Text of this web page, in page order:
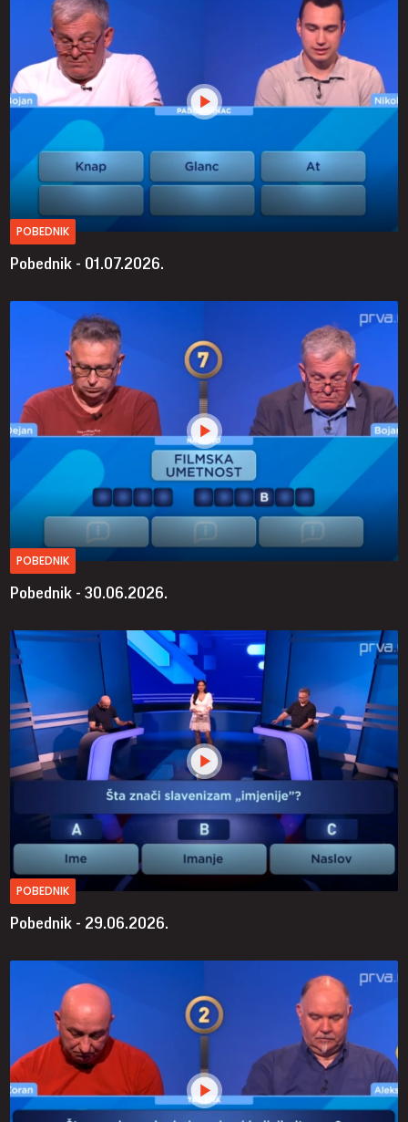
POBEDNIK
Pobednik - 01.07.2026.
POBEDNIK
Pobednik - 30.06.2026.
POBEDNIK
Pobednik - 29.06.2026.